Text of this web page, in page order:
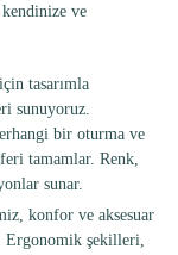
ve
tasarımla
sunuyoruz.
bir oturma ve
tamamlar. Renk,
sunar.
konfor ve aksesuar
Ergonomik şekilleri,